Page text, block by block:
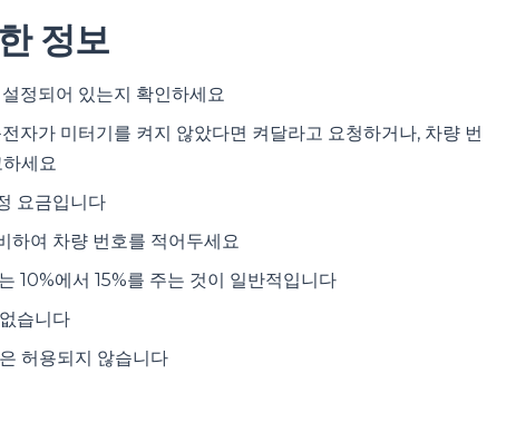
정보
정되어 있는지 확인하세요
자가 미터기를 켜지 않았다면 켜달라고 요청하거나, 차량 번
세요
요금입니다
하여 차량 번호를 적어두세요
10%에서 15%를 주는 것이 일반적입니다
습니다
허용되지 않습니다